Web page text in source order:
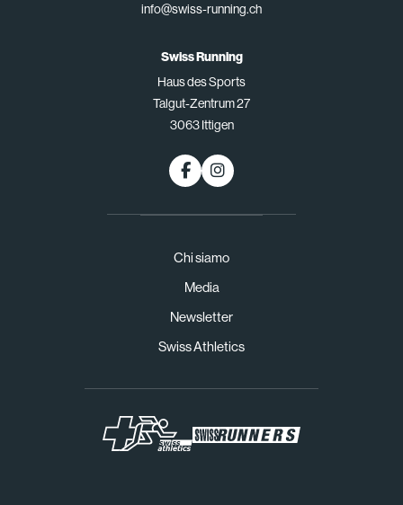
Chi siamo
Media
Newsletter
Swiss Athletics
info@swiss-running.ch
Swiss Running
Haus des Sports
Talgut-Zentrum 27
3063 Ittigen